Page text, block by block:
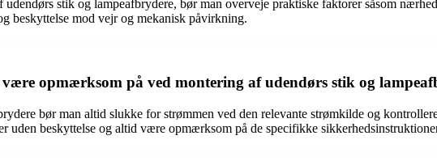
stik og lampeafbrydere, bør man overveje praktiske faktorer såsom
beskyttelse mod vejr og mekanisk påvirkning.
opmærksom på ved montering af udendørs stik og
bør man altid slukke for strømmen ved den relevante strømkilde og
uden beskyttelse og altid være opmærksom på de specifikke